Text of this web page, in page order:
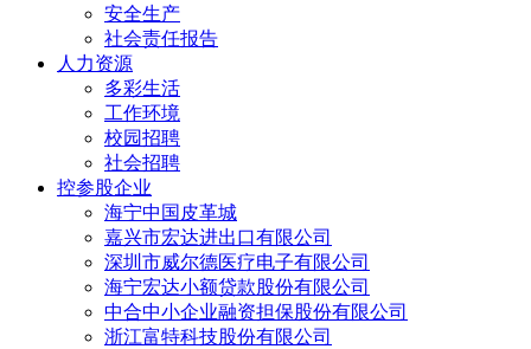
安全生产
社会责任报告
人力资源
多彩生活
工作环境
校园招聘
社会招聘
控参股企业
海宁中国皮革城
嘉兴市宏达进出口有限公司
深圳市威尔德医疗电子有限公司
海宁宏达小额贷款股份有限公司
中合中小企业融资担保股份有限公司
浙江富特科技股份有限公司